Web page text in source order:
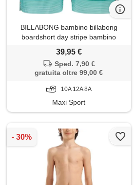
BILLABONG bambino billabong
boardshort day stripe bambino
39,95 €
Sped. 7,90 €
gratuita oltre 99,00 €
10A 12A 8A
Maxi Sport